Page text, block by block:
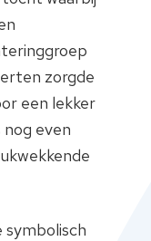
zorgde
een lekker
even
symbolisch